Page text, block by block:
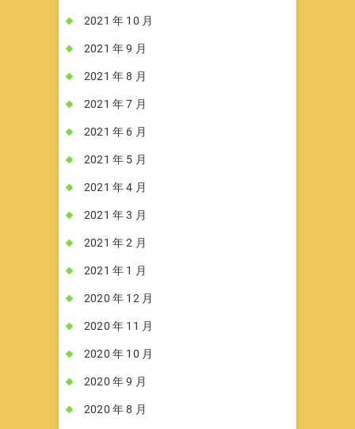
2021 年 10 月
2021 年 9 月
2021 年 8 月
2021 年 7 月
2021 年 6 月
2021 年 5 月
2021 年 4 月
2021 年 3 月
2021 年 2 月
2021 年 1 月
2020 年 12 月
2020 年 11 月
2020 年 10 月
2020 年 9 月
2020 年 8 月